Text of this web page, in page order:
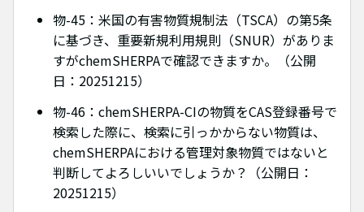
物-45：米国の有害物質規制法（TSCA）の第5条
に基づき、重要新規利用規則（SNUR）がありま
すがchemSHERPAで確認できますか。（公開
日：20251215）
物-46：chemSHERPA-CIの物質をCAS登録番号で
検索した際に、検索に引っかからない物質は、
chemSHERPAにおける管理対象物質ではないと
判断してよろしいいでしょうか？（公開日：
20251215）